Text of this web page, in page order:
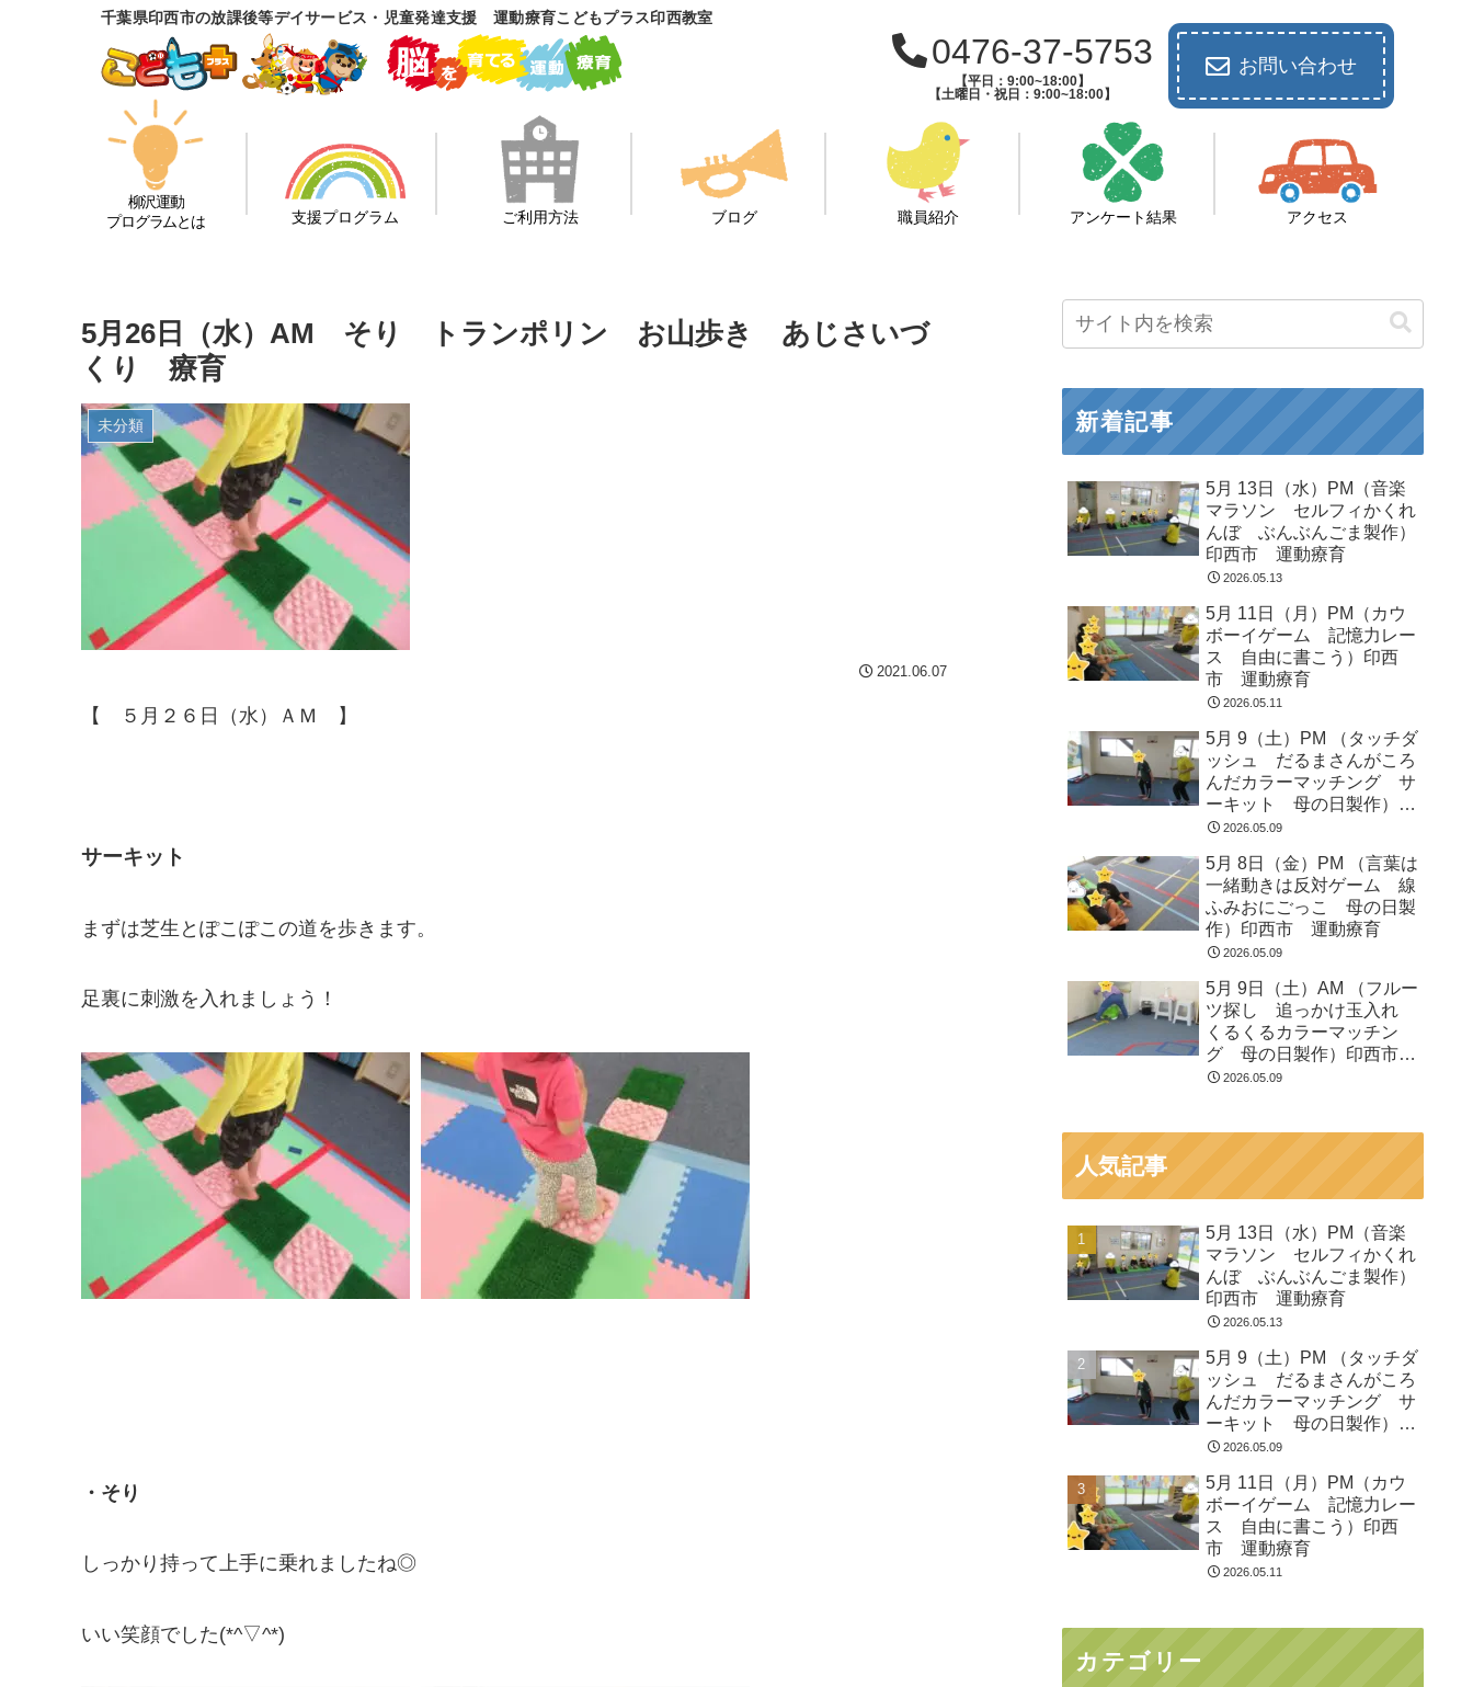
千葉県印西市の放課後等デイサービス・児童発達支援 運動療育こどもプラス印西教室
0476-37-5753
【平日：9:00~18:00】
【土曜日・祝日：9:00~18:00】
お問い合わせ
柳沢運動
プログラムとは
支援プログラム ご利用方法 ブログ 職員紹介 アンケート結果 アクセス
5月26日（水）AM そり トランポリン お山歩き あじさいづ
くり 療育
未分類
2021.06.07
【 ５月２６日（水）ＡＭ 】
サーキット
まずは芝生とぽこぽこの道を歩きます。
足裏に刺激を入れましょう！
・そり
しっかり持って上手に乗れましたね◎
いい笑顔でした(*^▽^*)
新着記事
5月 13日（水）PM（音楽
マラソン セルフィかくれ
んぼ ぶんぶんごま製作）
印西市 運動療育
2026.05.13
5月 11日（月）PM（カウ
ボーイゲーム 記憶力レー
ス 自由に書こう）印西
市 運動療育
2026.05.11
5月 9（土）PM （タッチダ
ッシュ だるまさんがころ
んだカラーマッチング サ
ーキット 母の日製作）印
西市 運動療育
2026.05.09
5月 8日（金）PM （言葉は
一緒動きは反対ゲーム 線
ふみおにごっこ 母の日製
作）印西市 運動療育
2026.05.09
5月 9日（土）AM （フルー
ツ探し 追っかけ玉入れ
くるくるカラーマッチン
グ 母の日製作）印西市
運動療育
2026.05.09
人気記事
5月 13日（水）PM（音楽
マラソン セルフィかくれ
んぼ ぶんぶんごま製作）
印西市 運動療育
2026.05.13
5月 9（土）PM （タッチダ
ッシュ だるまさんがころ
んだカラーマッチング サ
ーキット 母の日製作）印
西市 運動療育
2026.05.09
5月 11日（月）PM（カウ
ボーイゲーム 記憶力レー
ス 自由に書こう）印西
市 運動療育
2026.05.11
カテゴリー